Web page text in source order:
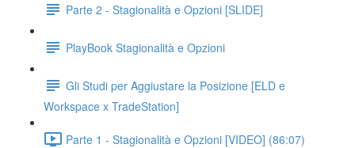
Parte 2 - Stagionalità e Opzioni [SLIDE]
PlayBook Stagionalità e Opzioni
Gli Studi per Aggiustare la Posizione [ELD e
Workspace x TradeStation]
Parte 1 - Stagionalità e Opzioni [VIDEO] (86:07)